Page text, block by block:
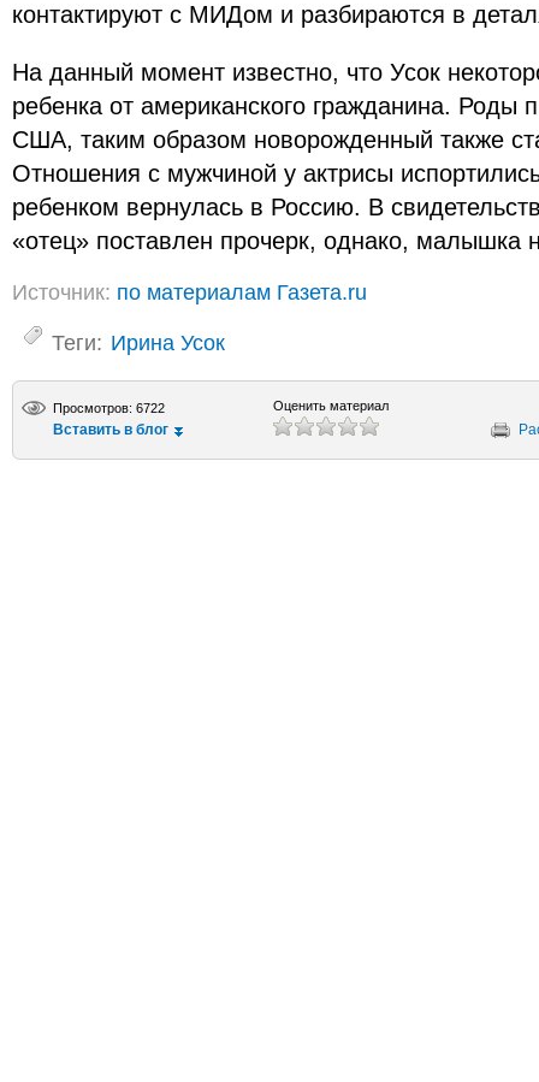
контактируют с МИДом и разбираются в
На данный момент известно, что Усок
ребенка от американского гражданина. Роды
США, таким образом новорожденный также
Отношения с мужчиной у актрисы
ребенком вернулась в Россию. В
«отец» поставлен прочерк, однако, малышка
Источник: по материалам Газета.ru
Теги: Ирина Усок
Просмотров: 6722
Вставить в блог
Оценить материал